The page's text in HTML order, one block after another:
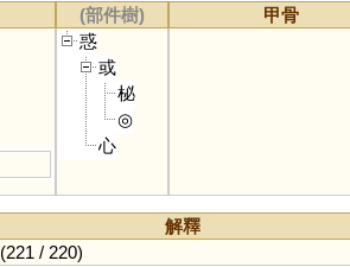
(部件樹)
惑
或
柲
◎
心
甲骨
解釋
(221 / 220)